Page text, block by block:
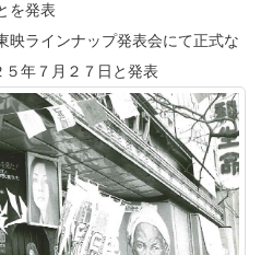
を発表
ラインナップ発表会にて正式な
年７月２７日と発表